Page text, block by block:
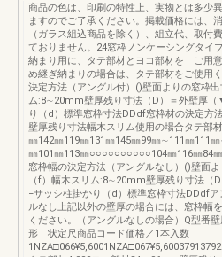
商品の色は、印刷の特性上、実物とは多少
ますのでご了承ください。掲載価格には、
（ガラス組込商品を除く）、組立代、取付
ておりません。24窓枠ノンケーシングタイ
納まり用に、タテ部材とヨコ部材を ご用
め継ぎ納まりの場合は、タテ部材をご使用
決定方法（アングル付）()壁面よりの窓枠
ム:8∼20mm壁厚残り寸法（D）＝外壁厚
り（d）標準窓枠寸法DDdf窓枠材の決定方
壁厚残り寸法幅木スリム使用の場合タテ部
㎜142㎜119㎜131㎜145㎜99㎜∼111㎜111
㎜101㎜113㎜○○○○○○○○○○104㎜116㎜84
窓枠幅の決定方法（アングルなし）()壁面
（f）幅木スリム:8∼20mm壁厚残り寸法（
−サッシ柱掛かり（d）標準窓枠寸法DDdf
ルなし上記以外の壁厚の場合には、窓枠幅
ください。（アングルなしの場合）Q型
形 状定尺商品コード価格／1本入数